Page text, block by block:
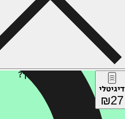
איזה פורמט בא לך?
דיגיטלי
₪27